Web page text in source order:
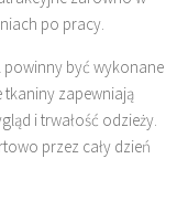
po pracy.
powinny być wykonane
tkaniny zapewniają
i trwałość odzieży.
przez cały dzień